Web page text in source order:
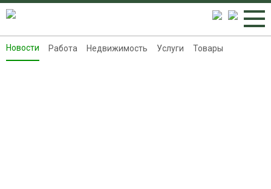
Новости
Новости Работа Недвижимость Услуги Товары